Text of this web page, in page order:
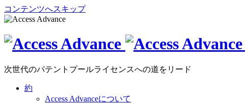
コンテンツへスキップ
次世代のパテントプールライセンスへの道をリード
約
Access Advanceについて